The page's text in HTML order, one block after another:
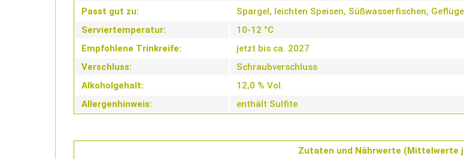
Passt gut zu:
Spargel, leichten Speisen, Süßwasserfischen,
Serviertemperatur:
10-12 °C
Empfohlene Trinkreife:
jetzt bis ca. 2027
Verschluss:
Schraubverschluss
Alkoholgehalt:
12,0 % Vol.
Allergenhinweis:
enthält Sulfite
Zutaten und Nährwerte (Mittelwerte